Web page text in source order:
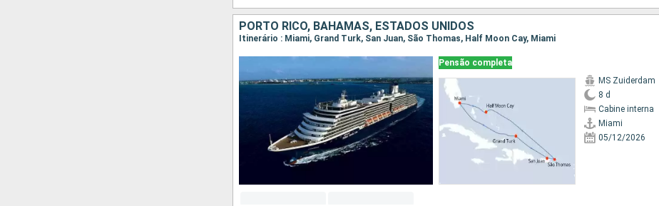
PORTO RICO, BAHAMAS, ESTADOS UNIDOS
Itinerário : Miami, Grand Turk, San Juan, São Thomas, Half Moon Cay, Miami
Pensão completa
MS Zuiderdam
8 d
Cabine interna
Miami
05/12/2026